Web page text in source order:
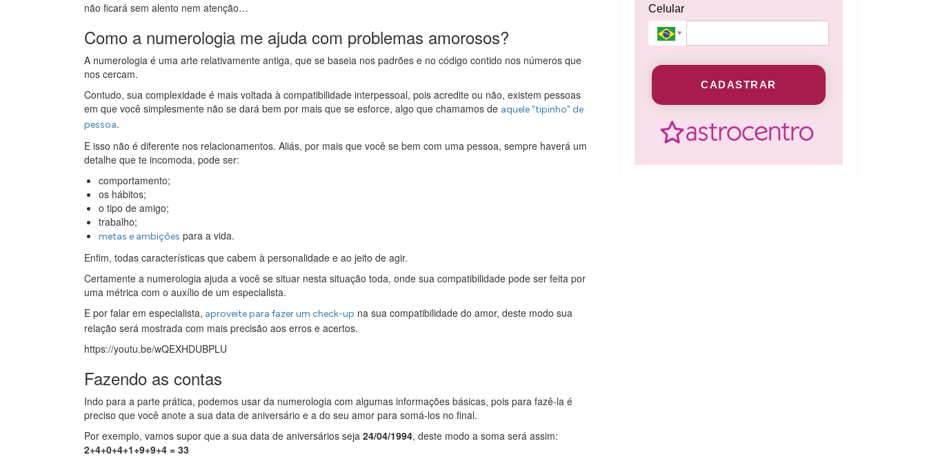
não ficará sem alento nem atenção…
Como a numerologia me ajuda com problemas amorosos?
A numerologia é uma arte relativamente antiga, que se baseia nos padrões e no código contido nos números que
nos cercam.
Contudo, sua complexidade é mais voltada à compatibilidade interpessoal, pois acredite ou não, existem pessoas
em que você simplesmente não se dará bem por mais que se esforce, algo que chamamos de aquele “tipinho” de
pessoa.
E isso não é diferente nos relacionamentos. Aliás, por mais que você se bem com uma pessoa, sempre haverá um
detalhe que te incomoda, pode ser:
comportamento;
os hábitos;
o tipo de amigo;
trabalho;
metas e ambições para a vida.
Enfim, todas características que cabem à personalidade e ao jeito de agir.
Certamente a numerologia ajuda a você se situar nesta situação toda, onde sua compatibilidade pode ser feita por
uma métrica com o auxílio de um especialista.
E por falar em especialista, aproveite para fazer um check-up na sua compatibilidade do amor, deste modo sua
relação será mostrada com mais precisão aos erros e acertos.
https://youtu.be/wQEXHDUBPLU
Fazendo as contas
Indo para a parte prática, podemos usar da numerologia com algumas informações básicas, pois para fazê-la é
preciso que você anote a sua data de aniversário e a do seu amor para somá-los no final.
Por exemplo, vamos supor que a sua data de aniversários seja 24/04/1994, deste modo a soma será assim:
2+4+0+4+1+9+9+4 = 33
Celular
CADASTRAR